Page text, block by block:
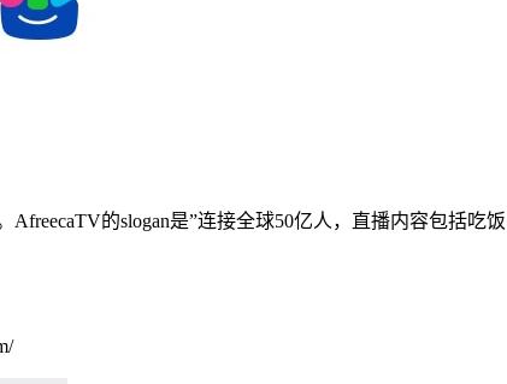
的slogan是”连接全球50亿人，直播内容包括